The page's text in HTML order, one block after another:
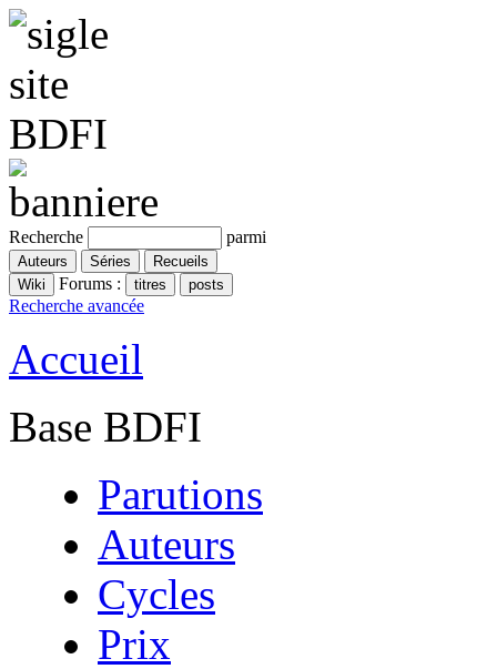
Recherche parmi
Forums :
Recherche avancée
Accueil
Base BDFI
Parutions
Auteurs
Cycles
Prix